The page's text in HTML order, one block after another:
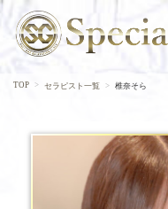
TOP セラピスト一覧 椎奈そら